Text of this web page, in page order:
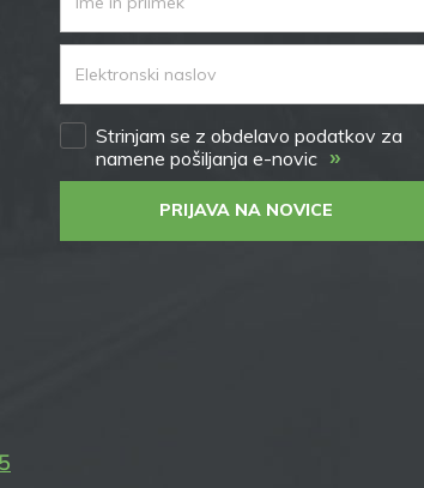
Strinjam se z obdelavo podatkov za
namene pošiljanja e-novic »
PRIJAVA NA NOVICE